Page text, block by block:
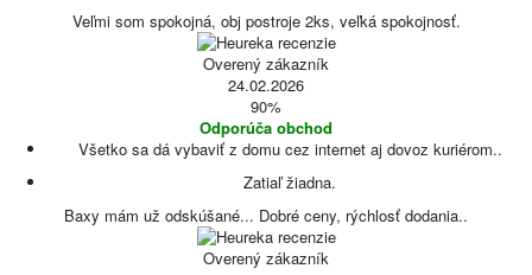
Veľmi som spokojná, obj postroje 2ks, veľká spokojnosť.
Overený zákazník
24.02.2026
90%
Odporúča obchod
Všetko sa dá vybaviť z domu cez internet aj dovoz kuriérom..
Zatiaľ žiadna.
Baxy mám už odskúšané... Dobré ceny, rýchlosť dodania..
Overený zákazník